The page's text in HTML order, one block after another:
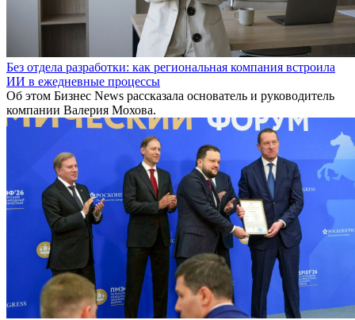
Без отдела разработки: как региональная компания встроила
ИИ в ежедневные процессы
Об этом Бизнес News рассказала основатель и руководитель
компании Валерия Мохова.